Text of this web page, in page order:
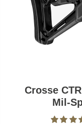
Crosse
Mil-